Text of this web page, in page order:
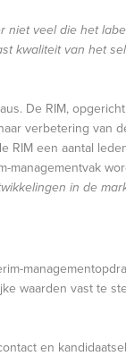
niet veel die het
kwaliteit van het
De RIM,
verbetering van
RIM een aantal
managementvak
in de
waarden vast te
en